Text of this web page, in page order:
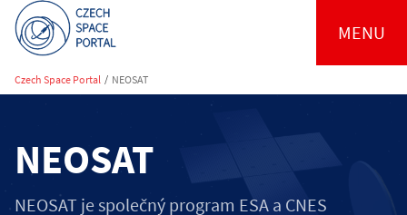
MENU
Czech Space Portal / NEOSAT
NEOSAT
NEOSAT je společný program ESA a CNES